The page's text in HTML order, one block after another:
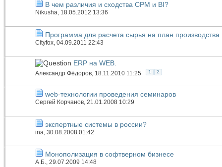
В чем различия и сходства CPM и BI?
Nikusha, 18.05.2012 13:36
Программа для расчета сырья на план производства
Cityfox , 04.09.2011 22:43
ERP на WEB.
Александр Фёдоров, 18.11.2010 11:25 1 2
web-технологии проведения семинаров
Сергей Корчанов, 21.01.2008 10:29
экспертные системы в россии?
ina, 30.08.2008 01:42
Монополизация в софтверном бизнесе
А.Б., 29.07.2009 14:48